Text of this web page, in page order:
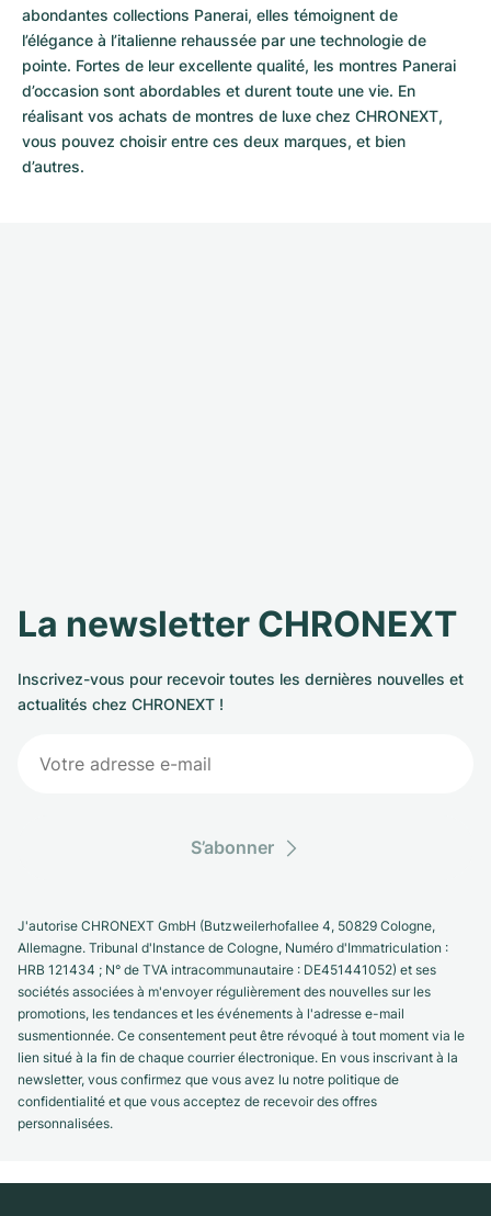
abondantes collections Panerai, elles témoignent de
l’élégance à l’italienne rehaussée par une technologie de
pointe. Fortes de leur excellente qualité, les montres Panerai
d’occasion sont abordables et durent toute une vie. En
réalisant vos achats de montres de luxe chez CHRONEXT,
vous pouvez choisir entre ces deux marques, et bien
d’autres.
La newsletter CHRONEXT
Inscrivez-vous pour recevoir toutes les dernières nouvelles et
actualités chez CHRONEXT !
S’abonner
J'autorise CHRONEXT GmbH (Butzweilerhofallee 4, 50829 Cologne,
Allemagne. Tribunal d'Instance de Cologne, Numéro d'Immatriculation :
HRB 121434 ; N° de TVA intracommunautaire : DE451441052) et ses
sociétés associées à m'envoyer régulièrement des nouvelles sur les
promotions, les tendances et les événements à l'adresse e-mail
susmentionnée. Ce consentement peut être révoqué à tout moment via le
lien situé à la fin de chaque courrier électronique. En vous inscrivant à la
newsletter, vous confirmez que vous avez lu notre politique de
confidentialité et que vous acceptez de recevoir des offres
personnalisées.